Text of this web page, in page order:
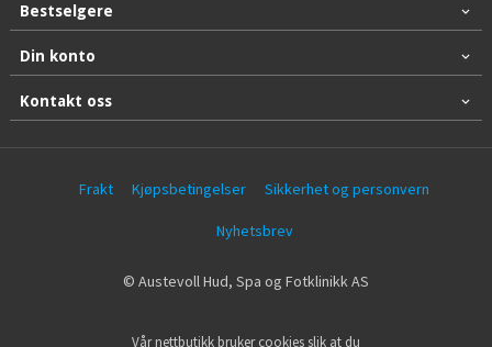
Bestselgere
Din konto
Kontakt oss
Frakt Kjøpsbetingelser Sikkerhet og personvern
Nyhetsbrev
© Austevoll Hud, Spa og Fotklinikk AS
Vår nettbutikk bruker cookies slik at du